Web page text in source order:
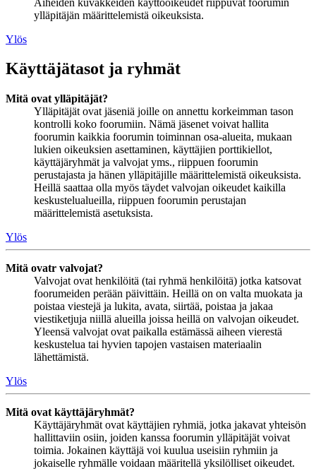
ylläpitäjän määrittelemistä oikeuksista.
Ylös
Käyttäjätasot ja ryhmät
Mitä ovat ylläpitäjät?
Ylläpitäjät ovat jäseniä joille on annettu korkeimman tason
kontrolli koko foorumiin. Nämä jäsenet voivat hallita
foorumin kaikkia foorumin toiminnan osa-alueita, mukaan
lukien oikeuksien asettaminen, käyttäjien porttikiellot,
käyttäjäryhmät ja valvojat yms., riippuen foorumin
perustajasta ja hänen ylläpitäjille määrittelemistä oikeuksista.
Heillä saattaa olla myös täydet valvojan oikeudet kaikilla
keskustelualueilla, riippuen foorumin perustajan
määrittelemistä asetuksista.
Ylös
Mitä ovatr valvojat?
Valvojat ovat henkilöitä (tai ryhmä henkilöitä) jotka katsovat
foorumeiden perään päivittäin. Heillä on on valta muokata ja
poistaa viestejä ja lukita, avata, siirtää, poistaa ja jakaa
viestiketjuja niillä alueilla joissa heillä on valvojan oikeudet.
Yleensä valvojat ovat paikalla estämässä aiheen vierestä
keskustelua tai hyvien tapojen vastaisen materiaalin
lähettämistä.
Ylös
Mitä ovat käyttäjäryhmät?
Käyttäjäryhmät ovat käyttäjien ryhmiä, jotka jakavat yhteisön
hallittaviin osiin, joiden kanssa foorumin ylläpitäjät voivat
toimia. Jokainen käyttäjä voi kuulua useisiin ryhmiin ja
jokaiselle ryhmälle voidaan määritellä yksilölliset oikeudet.